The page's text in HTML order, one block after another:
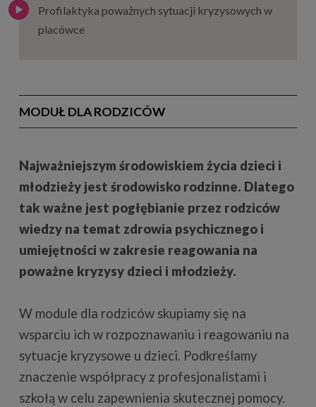
Profilaktyka poważnych sytuacji kryzysowych w
placówce
MODUŁ DLA RODZICÓW
Najważniejszym środowiskiem życia dzieci i
młodzieży jest środowisko rodzinne. Dlatego
tak ważne jest pogłębianie przez rodziców
wiedzy na temat zdrowia psychicznego i
umiejętności w zakresie reagowania na
poważne kryzysy dzieci i młodzieży.
W module dla rodziców skupiamy się na
wsparciu ich w rozpoznawaniu i reagowaniu na
sytuacje kryzysowe u dzieci. Podkreślamy
znaczenie współpracy z profesjonalistami i
szkołą w celu zapewnienia skutecznej pomocy.